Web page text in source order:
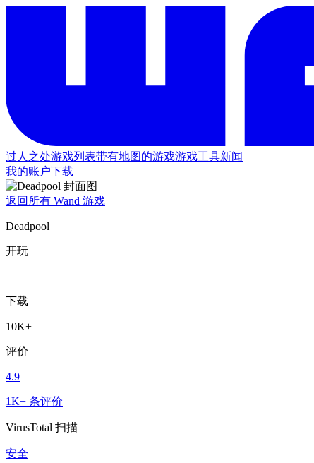
过人之处游戏列表带有地图的游戏游戏工具新闻
我的账户下载
返回所有 Wand 游戏
Deadpool
开玩
下载
10K+
评价
4.9
1K+ 条评价
VirusTotal 扫描
安全